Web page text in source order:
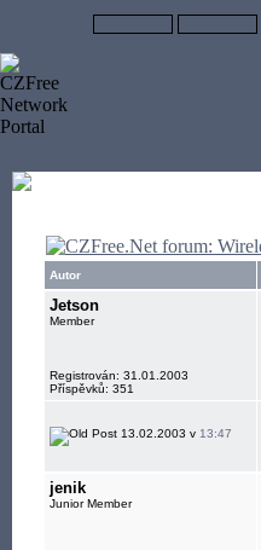
Autor
Jetson
Member
Registrován: 31.01.2003
Příspěvků: 351
13.02.2003 v 13:47
jenik
Junior Member